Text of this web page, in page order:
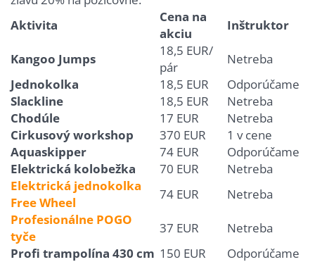
Aktivita
Cena na
akciu
Inštruktor
Kangoo Jumps
18,5 EUR/
pár
Netreba
Jednokolka
18,5 EUR
Odporúčame
Slackline
18,5 EUR
Netreba
Chodúle
17 EUR
Netreba
Cirkusový workshop
370 EUR
1 v cene
Aquaskipper
74 EUR
Odporúčame
Elektrická kolobežka
70 EUR
Netreba
Elektrická jednokolka
Free Wheel
74 EUR
Netreba
Profesionálne POGO
tyče
37 EUR
Netreba
Profi trampolína 430 cm 150 EUR
Odporúčame